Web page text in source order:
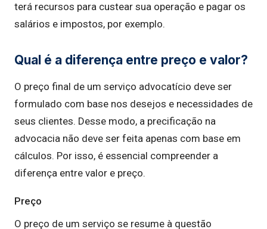
terá recursos para custear sua operação e pagar os
salários e impostos, por exemplo.
Qual é a diferença entre preço e valor?
O preço final de um serviço advocatício deve ser
formulado com base nos desejos e necessidades de
seus clientes. Desse modo, a precificação na
advocacia não deve ser feita apenas com base em
cálculos. Por isso, é essencial compreender a
diferença entre valor e preço.
Preço
O preço de um serviço se resume à questão